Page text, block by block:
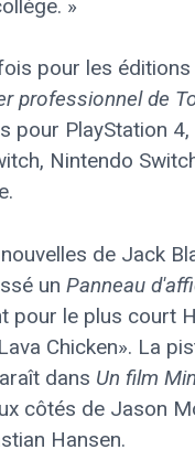
»
pour les
professionnel de
pour PlayStation 4,
Nintendo
de Jack
un Panneau
pour le plus court
Chicken». La
dans Un film
côtés de Jason
Hansen.